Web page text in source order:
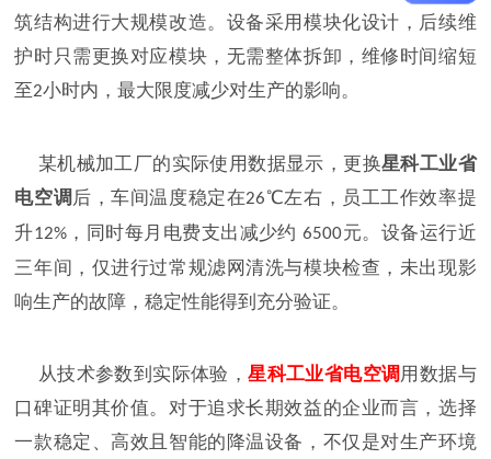
筑结构进行大规模改造。设备采用模块化设计，后续维
护时只需更换对应模块，无需整体拆卸，维修时间缩短
至2小时内，最大限度减少对生产的影响。
某机械加工厂的实际使用数据显示，更换星科工业省
电空调 后，车间温度稳定在26℃左右，员工工作效率提
升12%，同时每月电费支出减少约 6500元。设备运行近
三年间，仅进行过常规滤网清洗与模块检查，未出现影
响生产的故障，稳定性能得到充分验证。
从技术参数到实际体验，星科工业省电空调用数据与
口碑证明其价值。对于追求长期效益的企业而言，选择
一款稳定、高效且智能的降温设备，不仅是对生产环境